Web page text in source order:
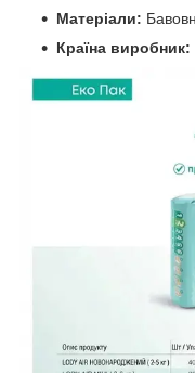
Матеріали:
Країна виробник: